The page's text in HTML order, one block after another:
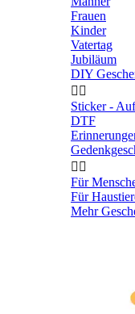
Frauen
Kinder
Vatertag
Jubiläum
DIY
 
Sticker -
DTF
 
Für
Für
Mehr